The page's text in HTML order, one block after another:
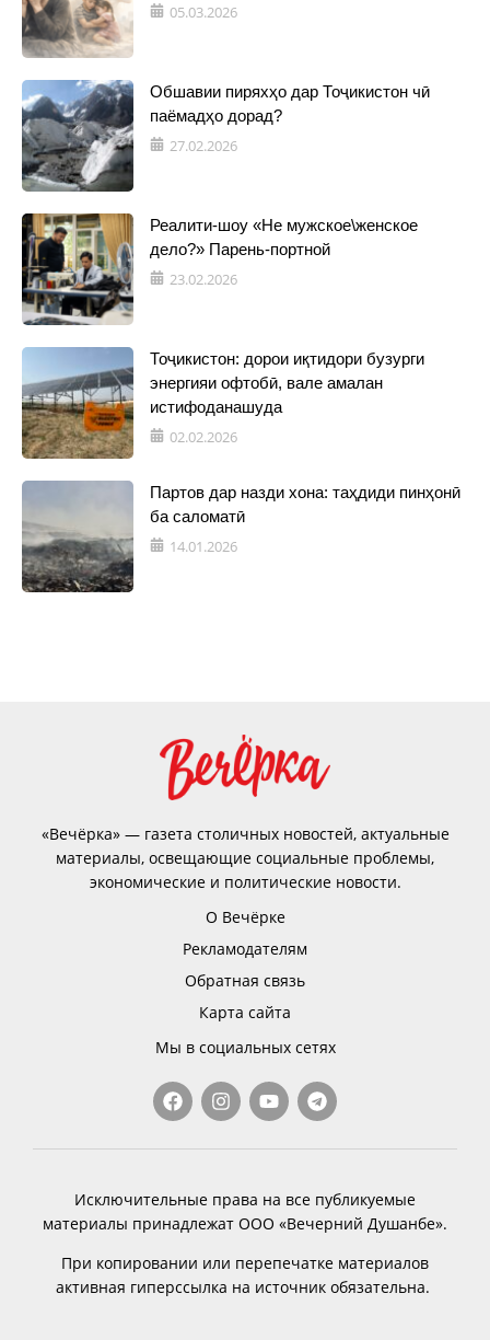
05.03.2026
Обшавии пиряхҳо дар Тоҷикистон чӣ
паёмадҳо дорад?
27.02.2026
Реалити-шоу «Не мужское\женское
дело?» Парень-портной
23.02.2026
Тоҷикистон: дорои иқтидори бузурги
энергияи офтобӣ, вале амалан
истифоданашуда
02.02.2026
Партов дар назди хона: таҳдиди пинҳонӣ
ба саломатӣ
14.01.2026
«Вечёрка» — газета столичных новостей, актуальные
материалы, освещающие социальные проблемы,
экономические и политические новости.
О Вечёрке
Рекламодателям
Обратная связь
Карта сайта
Мы в социальных сетях
Исключительные права на все публикуемые
материалы принадлежат ООО «Вечерний Душанбе».
При копировании или перепечатке материалов
активная гиперссылка на источник обязательна.